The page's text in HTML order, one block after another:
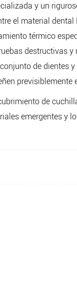
y un
el material dental
térmico
destructivas
de dientes
previsiblemente
de
emergentes y